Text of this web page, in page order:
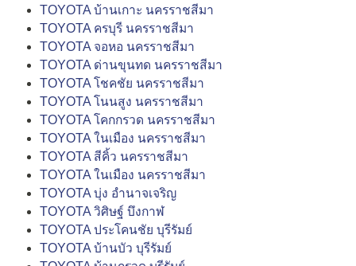
TOYOTA บ้านเกาะ นครราชสีมา
TOYOTA ครบุรี นครราชสีมา
TOYOTA จอหอ นครราชสีมา
TOYOTA ด่านขุนทด นครราชสีมา
TOYOTA โชคชัย นครราชสีมา
TOYOTA โนนสูง นครราชสีมา
TOYOTA โคกกรวด นครราชสีมา
TOYOTA ในเมือง นครราชสีมา
TOYOTA สีคิ้ว นครราชสีมา
TOYOTA ในเมือง นครราชสีมา
TOYOTA บุ่ง อำนาจเจริญ
TOYOTA วิศิษฐ์ บึงกาฬ
TOYOTA ประโคนชัย บุรีรัมย์
TOYOTA บ้านบัว บุรีรัมย์